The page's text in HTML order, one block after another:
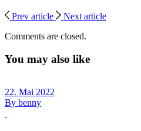
Prev article
Next article
Comments are closed.
You may also like
22. Mai 2022
By benny